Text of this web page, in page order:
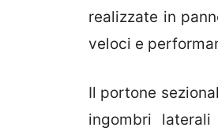
realizzate in
veloci e
Il portone
ingombri